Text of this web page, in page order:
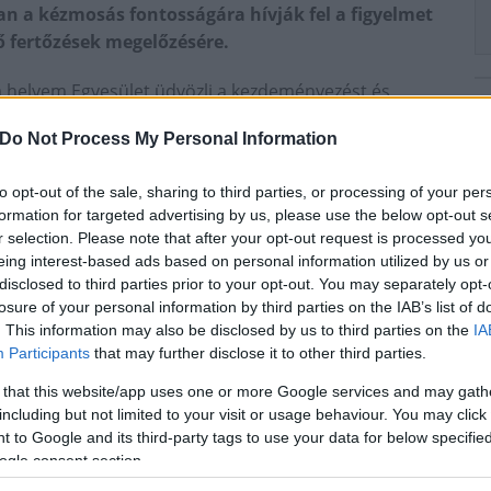
Do Not Process My Personal Information
opt-out of the sale, sharing to third parties, or processing of your
for targeted advertising by us, please use the below opt-out
selection. Please note that after your opt-out request is processed
interest-based ads based on personal information utilized by us
to third parties prior to your opt-out. You may separately
of your personal information by third parties on the IAB’s list of
This information may also be disclosed by us to third parties on the
Participants that may further disclose it to other third parties.
this website/app uses one or more Google services and may
but not limited to your visit or usage behaviour. You may
to Google and its third-party tags to use your data for below
consent section.
a kézmosás fontosságára hívják fel a figyelmet
fertőzések megelőzésére.
Egyesület üdvözli a kezdeményezést és
Egyetemi Oktató Kórház kézhigiénia betegbiztonság
Paks II.: Mit jelent az 5. blokk új
árnyékában?